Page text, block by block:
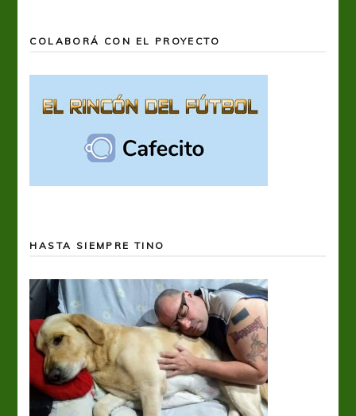
COLABORÁ CON EL PROYECTO
HASTA SIEMPRE TINO